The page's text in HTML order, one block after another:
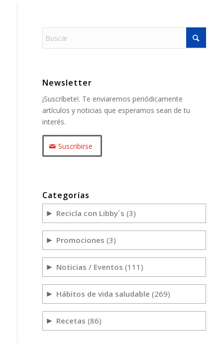
Newsletter
¡Suscríbete!. Te enviaremos periódicamente
artículos y noticias que esperamos sean de tu
interés.
Suscribirse
Categorías
► Recicla con Libby´s (3)
► Promociones (3)
► Noticias / Eventos (111)
► Hábitos de vida saludable (269)
► Recetas (86)